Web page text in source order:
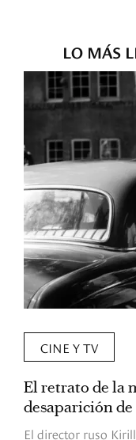
LO MÁS
CINE Y TV
El retrato de la
desaparición de
El director ruso